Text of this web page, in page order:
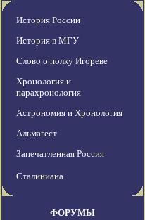
История России
История в МГУ
Слово о полку Игореве
Хронология и
парахронология
Астрономия и Хронология
Альмагест
Запечатленная Россия
Сталиниана
ФОРУМЫ